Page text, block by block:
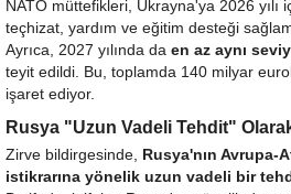
NATO müttefikleri, Ukrayna'ya 2026 yılı
teçhizat, yardım ve eğitim desteği
Ayrıca, 2027 yılında da en az aynı
teyit edildi. Bu, toplamda 140 milyar
işaret ediyor.
Rusya "Uzun Vadeli Tehdit"
Zirve bildirgesinde, Rusya'nın
istikrarına yönelik uzun vadeli bir